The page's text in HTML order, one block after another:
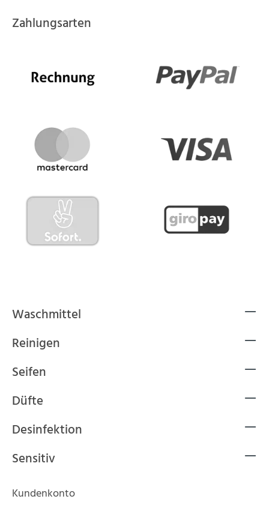
Zahlungsarten
Waschmittel
Reinigen
Seifen
Düfte
Desinfektion
Sensitiv
Kundenkonto